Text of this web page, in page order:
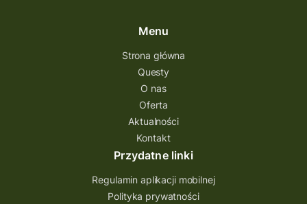
Questing Przecławski
Questing Łódzkie
questing gry terenowe
Quest Świętokrzyskie
quest na szlaku Przygody
Quest Bolestraszyce
Quest Arboretum
Przecław Quest
projekt
Pogórze Dynowskie
Partnerstwo Questingu
Menu
Strona główna
Questy
O nas
Oferta
Aktualności
Kontakt
Przydatne linki
Regulamin aplikacji mobilnej
Polityka prywatności